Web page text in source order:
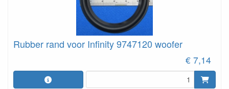
Rubber rand voor Infinity 9747120 woofer
€ 7,14